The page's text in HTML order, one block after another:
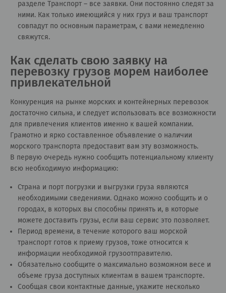
разделе Транспорт – все заявки. Они постоянно следят за
ними. Как только имеющийся у них груз и ваш транспорт
совпадут по основным параметрам, с вами немедленно
свяжутся.
Как сделать свою заявку на
перевозку грузов морем наиболее
привлекательной
Конкуренция на рынке морских и контейнерных перевозок
достаточно сильна, и следует использовать все возможности
для привлечения клиентов именно к вашей компании.
Грамотно и ярко составленное объявление о наличии
морского транспорта предоставит вам эту возможность.
В первую очередь нужно сообщить потенциальному клиенту
всю необходимую информацию:
Страна и порт погрузки и выгрузки груза являются
необходимыми сведениями. Однако можно сообщить и о
городах, в которых вы способны принять и, в которые
можете доставить грузы, если ваш сервис это позволяет.
Период времени, в течение которого ваш морской
транспорт готов к приему грузов, тоже относится к
информации необходимой грузоотправителю.
Обязательно сообщите о максимально возможном весе и
объеме груза доступных клиентам в вашем транспорте.
Сообщая свои контактные данные, укажите несколько